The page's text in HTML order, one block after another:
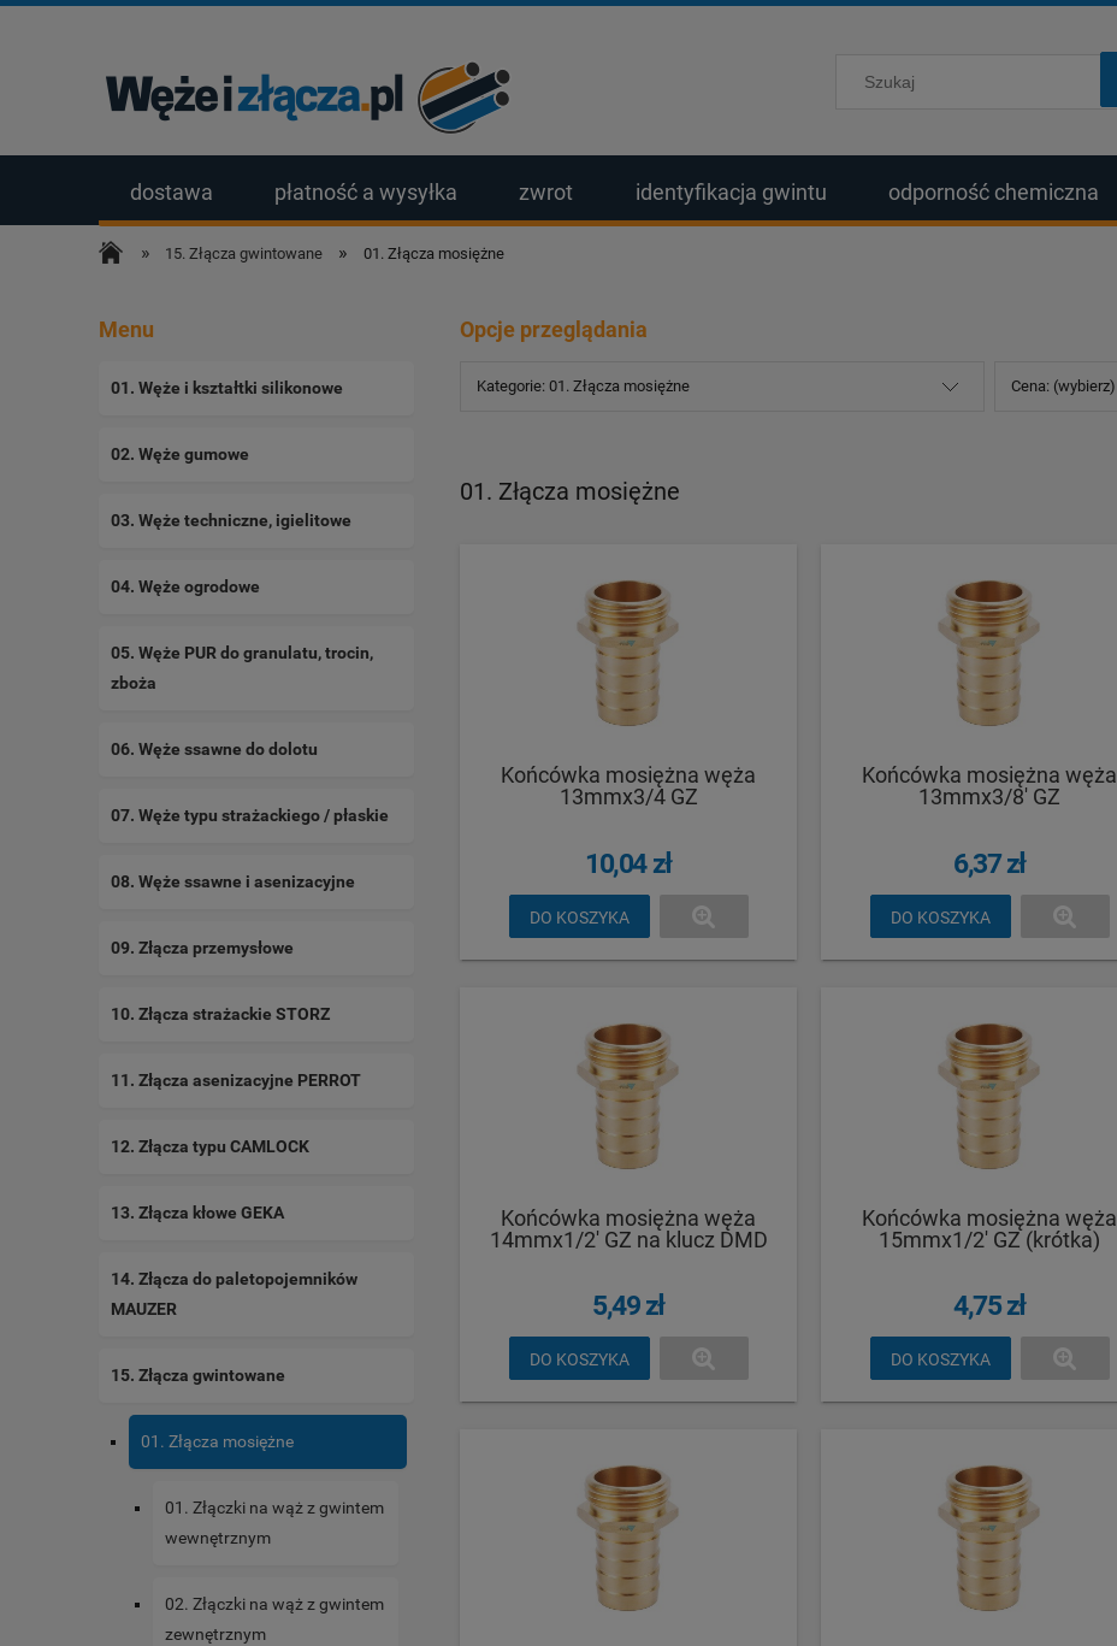
dostawa płatność a wysyłka zwrot identyfikacja gwintu odporność chemiczna
» 15. Złącza gwintowane » 01. Złącza mosiężne
Menu
01. Węże i kształtki silikonowe
02. Węże gumowe
03. Węże techniczne, igielitowe
04. Węże ogrodowe
05. Węże PUR do granulatu, trocin,
zboża
06. Węże ssawne do dolotu
07. Węże typu strażackiego / płaskie
08. Węże ssawne i asenizacyjne
09. Złącza przemysłowe
10. Złącza strażackie STORZ
11. Złącza asenizacyjne PERROT
12. Złącza typu CAMLOCK
13. Złącza kłowe GEKA
14. Złącza do paletopojemników
MAUZER
15. Złącza gwintowane
01. Złącza mosiężne
01. Złączki na wąż z gwintem
wewnętrznym
02. Złączki na wąż z gwintem
zewnętrznym
Opcje przeglądania
Kategorie: 01. Złącza mosiężne Cena: (wybierz)
01. Złącza mosiężne
Końcówka mosiężna węża
13mmx3/4 GZ
10,04 zł
DO KOSZYKA
Końcówka mosiężna węża
13mmx3/8' GZ
6,37 zł
DO KOSZYKA
Końcówka mosiężna węża
14mmx1/2' GZ na klucz DMD
5,49 zł
DO KOSZYKA
Końcówka mosiężna węża
15mmx1/2' GZ (krótka)
4,75 zł
DO KOSZYKA